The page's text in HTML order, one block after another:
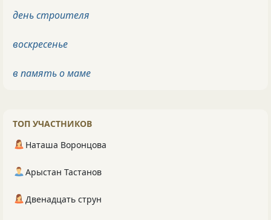
день строителя
воскресенье
в память о маме
ТОП УЧАСТНИКОВ
Наташа Воронцова
Арыстан Тастанов
Двенадцать струн